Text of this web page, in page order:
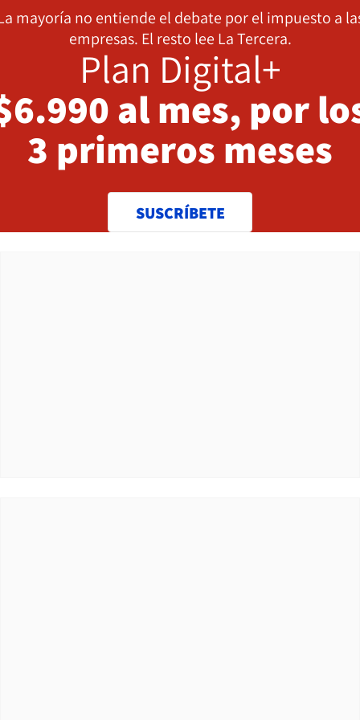
mayoría no entiende el debate por el impuesto a
empresas. El resto lee La Tercera.
Plan Digital+
al mes, por
3 primeros meses
SUSCRÍBETE